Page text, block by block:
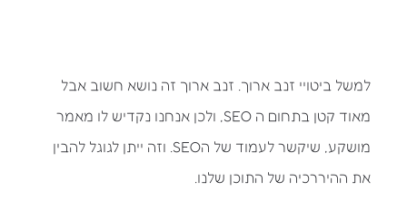
למשל ביטויי זנב ארוך. זנב ארוך זה נושא חשוב אבל
מאוד קטן בתחום ה SEO, ולכן אנחנו נקדיש לו מאמר
מושקע, שיקשר לעמוד של הSEO. וזה ייתן לגוגל להבין
את ההיררכיה של התוכן שלנו.